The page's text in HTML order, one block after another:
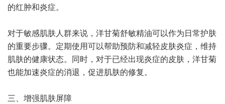
的红肿和炎症。
对于敏感肌肤人群来说，洋甘菊舒敏精油可以作为日常护肤
的重要步骤。定期使用可以帮助预防和减轻皮肤炎症，维持
肌肤的健康状态。同时，对于已经出现炎症的皮肤，洋甘菊
也能加速炎症的消退，促进肌肤的修复。
三、增强肌肤屏障